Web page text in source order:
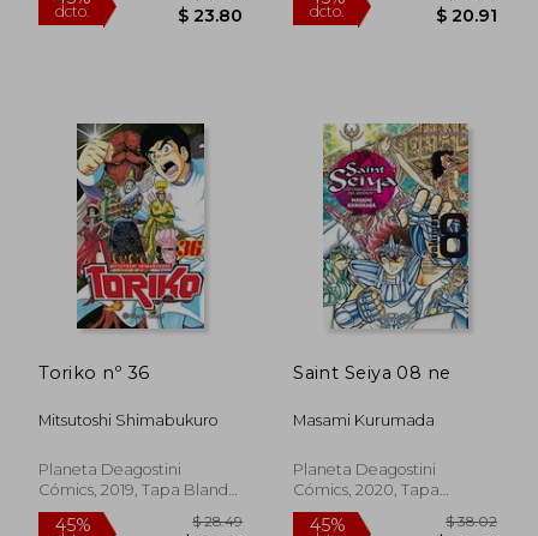
Toriko nº 36
Mitsutoshi Shimabukuro
Planeta Deagostini
Cómics, 2019, Tapa Blanda,
Nuevo
Saint Seiya 08 ne
Masami Kurumada
Planeta Deagostini
Cómics, 2020, Tapa
Blanda, Nuevo